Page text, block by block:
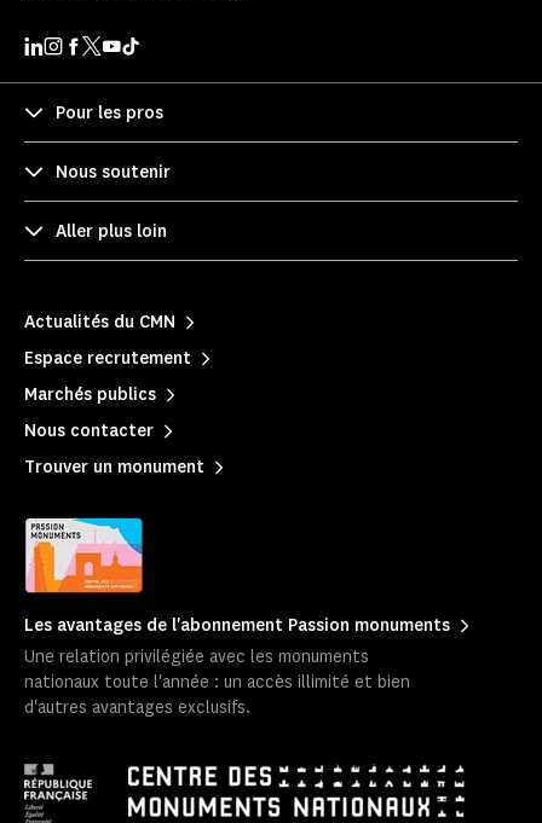
Pour les pros
Nous soutenir
Aller plus loin
Actualités du CMN
Espace recrutement
Marchés publics
Nous contacter
Trouver un monument
Les avantages de l'abonnement Passion monuments
Une relation privilégiée avec les monuments
nationaux toute l'année : un accès illimité et bien
d'autres avantages exclusifs.